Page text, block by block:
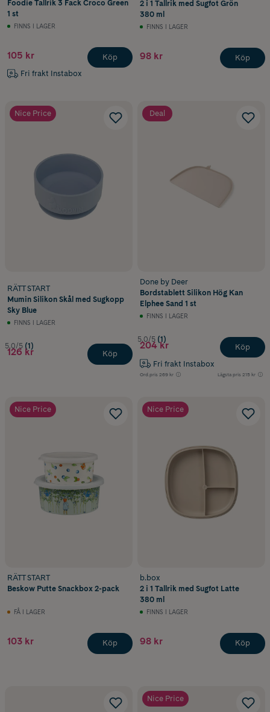
Foodie Tallrik 3 Fack Croco Green
1 st
FINNS I LAGER
105 kr
Fri frakt Instabox
Köp
2 i 1 Tallrik med Sugfot Grön
380 ml
FINNS I LAGER
98 kr Köp
Nice Price
RÄTT START
Mumin Silikon Skål med Sugkopp
Sky Blue
FINNS I LAGER
5.0/5 (1)
126 kr Köp
Deal
Done by Deer
Bordstablett Silikon Hög Kan
Elphee Sand 1 st
FINNS I LAGER
5.0/5 (1)
204 kr
Fri frakt Instabox
Ord.pris 269 kr Lägsta pris 215 kr
Köp
Nice Price
RÄTT START
Beskow Putte Snackbox 2-pack
FÅ I LAGER
103 kr Köp
Nice Price
b.box
2 i 1 Tallrik med Sugfot Latte
380 ml
FINNS I LAGER
98 kr Köp
Nice Price